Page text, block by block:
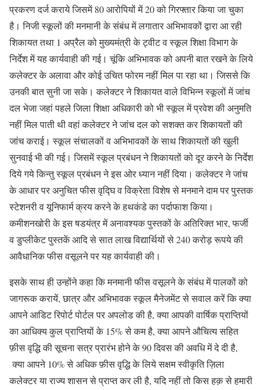
प्रकरण दर्ज कराये जिसमें 80 आरोपियों में 20 को गिरफ्तार किया जा चुका
है। निजी स्कूलों की मनमानी के संबंध में लगातार अभिभावकों द्वारा आ रही
शिकायत तथा 1 अप्रैल को मुख्यमंत्री के ट्वीट व स्कूल शिक्षा विभाग के
निर्देश में यह कार्यवाही की गई। चूंकि अभिभावक को अपनी बात रखने के लिये
कलेक्टर के अलावा और कोई उचित फोरम नहीं मिल पा रहा था। जिससे कि
उनकी बात सुनी जा सके। कलेक्टर ने शिकायत वाले विभिन्न स्कूलों में जांच
दल भेजा जहां पहले जिला शिक्षा अधिकारी को भी स्कूल में प्रवेश की अनुमति
नहीं मिल पाती थी वहां कलेक्टर ने जांच दल को सशक्त कर शिकायतों की
जांच कराई। स्कूल संचालकों व अभिभावकों के साथ शिकायतों की खुली
सुनवाई भी की गई। जिसमें स्कूल प्रबंधन ने शिकायतों को दूर करने के निर्देश
दिये गये किन्तु स्कूल प्रबंधन ने इस ओर ध्यान नहीं दिया। कलेक्टर ने जांच
के आधार पर अनुचित फीस वृद्घि व विक्रेता विशेष से मनमाने दाम पर पुस्तक
स्टेशनरी व यूनिफार्म क्रय करने के हथकंडे का पर्दाफाश किया।
कमीशनखोरी के इस षडयंत्र में अनावश्यक पुस्तकों के अतिरिक्त भार, फर्जी
व डुप्लीकेट पुस्तकें आदि से सात लाख विद्यार्थियों से 240 करोड़ रूपये की
आवैधानिक फीस वसूलने पर यह कार्यवाही की।
इसके साथ ही उन्होंने कहा कि मनमानी फीस वसूलने के संबंध में पालकों को
जागरूक करायें, छात्र और अभिभावक स्कूल मैनेजमेंट से सवाल करें कि क्या
आपने आडिट रिपोर्ट पोर्टल पर अपलोड की है, क्या आपकी वार्षिक प्राप्तियों
का आधिक्य कुल प्राप्तियों के 15% से कम है, क्या आपने औचित्य सहित
फ़ीस वृद्धि की सूचना सत्र प्रारंभ होने के 90 दिवस की अवधि में दे दी है,
क्या आपने 10% से अधिक फ़ीस वृद्धि के लिये सक्षम स्वीकृति ज़िला
कलेक्टर या राज्य शासन से प्राप्त कर ली है, यदि नहीं तो किस हक़ से हमारी